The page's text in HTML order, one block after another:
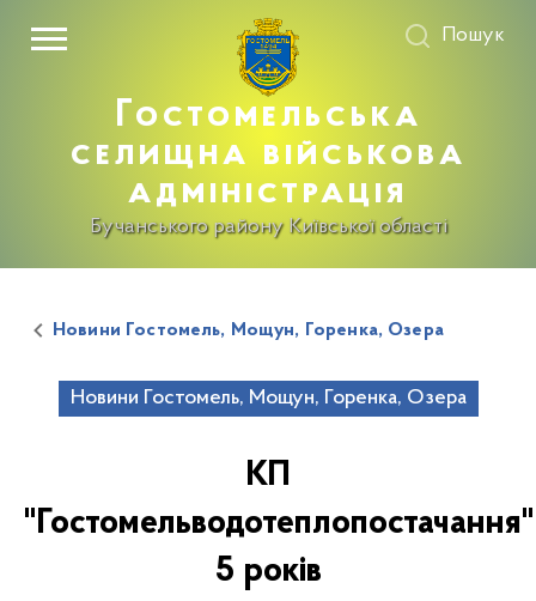
Гостомельська
селищна військова
адміністрація
Бучанського району Київської області
Пошук
Новини Гостомель, Мощун, Горенка, Озера
Новини Гостомель, Мощун, Горенка, Озера
КП
"Гостомельводотеплопостачання"
5 років